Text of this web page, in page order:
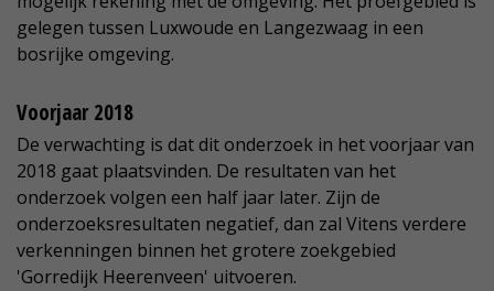
gelegen tussen Luxwoude en Langezwaag in een
bosrijke omgeving.
Voorjaar 2018
De verwachting is dat dit onderzoek in het voorjaar van
2018 gaat plaatsvinden. De resultaten van het
onderzoek volgen een half jaar later. Zijn de
onderzoeksresultaten negatief, dan zal Vitens verdere
verkenningen binnen het grotere zoekgebied
'Gorredijk Heerenveen' uitvoeren.